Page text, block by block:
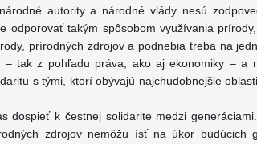
autority a národné vlády nesú
odporovať takým spôsobom využívania
prírodných zdrojov a podnebia treba na
– tak z pohľadu práva, ako aj ekonomiky – a
s tými, ktorí obývajú najchudobnejšie
dospieť k čestnej solidarite medzi
zdrojov nemôžu ísť na úkor budúcich